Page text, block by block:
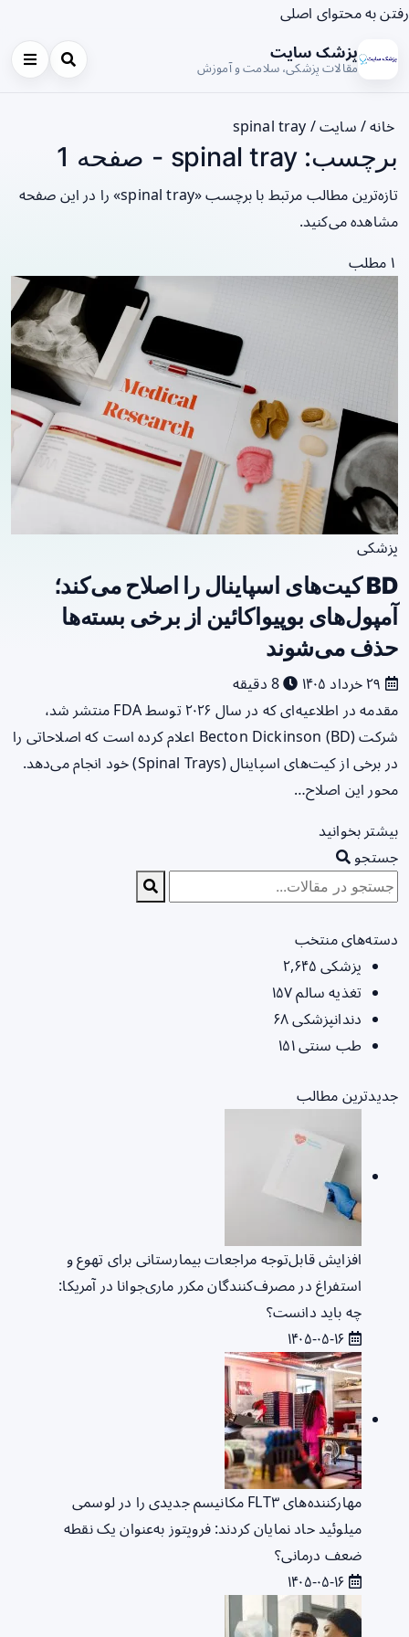
رفتن به محتوای اصلی
پزشک سایت
مقالات پزشکی، سلامت و آموزش
خانه/ سایت/
spinal tray
برچسب: spinal tray - صفحه 1
تازه‌ترین مطالب مرتبط با برچسب «spinal tray» را در این صفحه
مشاهده می‌کنید.
۱ مطلب
پزشکی
BD کیت‌های اسپاینال را اصلاح می‌کند؛
آمپول‌های بوپیواکائین از برخی بسته‌ها
حذف می‌شوند
8 دقیقه
مقدمه در اطلاعیه‌ای که در سال ۲۰۲۶ توسط FDA منتشر شد،
شرکت Becton Dickinson (BD) اعلام کرده است که اصلاحاتی را
در برخی از کیت‌های اسپاینال (Spinal Trays) خود انجام می‌دهد.
محور این اصلاح…
بیشتر بخوانید
جستجو
دسته‌های منتخب
پزشکی ۲,۶۴۵
تغذیه سالم۱۵۷
دندانپزشکی۶۸
طب سنتی۱۵۱
جدیدترین مطالب
افزایش قابل‌توجه مراجعات بیمارستانی برای تهوع و
استفراغ در مصرف‌کنندگان مکرر ماری‌جوانا در آمریکا:
چه باید دانست؟
مهارکننده‌های FLT۳ مکانیسم جدیدی را در لوسمی
میلوئید حاد نمایان کردند: فروپتوز به‌عنوان یک نقطه
ضعف درمانی؟